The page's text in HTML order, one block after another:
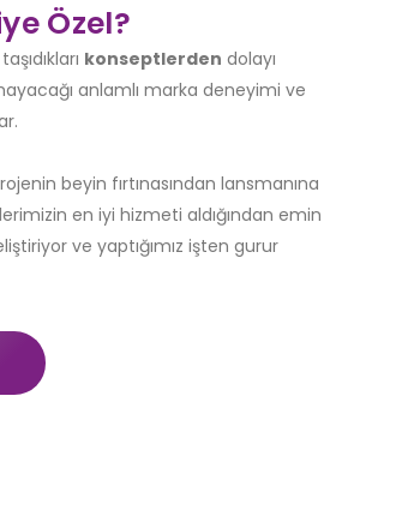
Özel?
konseptlerden dolayı
anlamlı marka deneyimi ve
beyin fırtınasından lansmanına
en iyi hizmeti aldığından emin
ve yaptığımız işten gurur